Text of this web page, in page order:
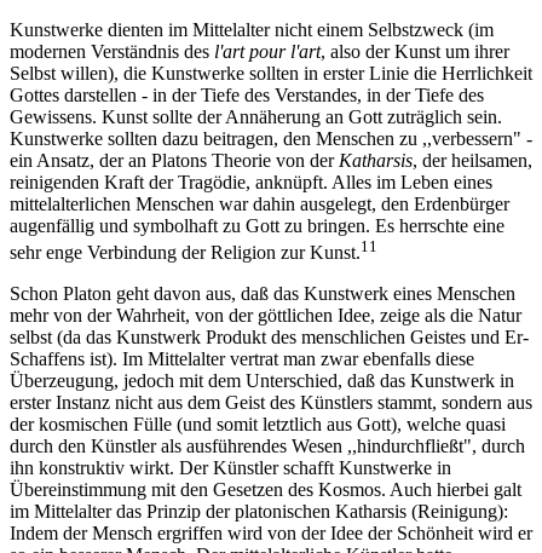
Kunstwerke dienten im Mittelalter nicht einem Selbstzweck (im
modernen Verständnis des l'art pour l'art, also der Kunst um ihrer
Selbst willen), die Kunstwerke sollten in erster Linie die Herrlichkeit
Gottes darstellen - in der Tiefe des Verstandes, in der Tiefe des
Gewissens. Kunst sollte der Annäherung an Gott zuträglich sein.
Kunstwerke sollten dazu beitragen, den Menschen zu ,,verbessern" -
ein Ansatz, der an Platons Theorie von der Katharsis, der heilsamen,
reinigenden Kraft der Tragödie, anknüpft. Alles im Leben eines
mittelalterlichen Menschen war dahin ausgelegt, den Erdenbürger
augenfällig und symbolhaft zu Gott zu bringen. Es herrschte eine
sehr enge Verbindung der Religion zur Kunst.11
Schon Platon geht davon aus, daß das Kunstwerk eines Menschen
mehr von der Wahrheit, von der göttlichen Idee, zeige als die Natur
selbst (da das Kunstwerk Produkt des menschlichen Geistes und Er-
Schaffens ist). Im Mittelalter vertrat man zwar ebenfalls diese
Überzeugung, jedoch mit dem Unterschied, daß das Kunstwerk in
erster Instanz nicht aus dem Geist des Künstlers stammt, sondern aus
der kosmischen Fülle (und somit letztlich aus Gott), welche quasi
durch den Künstler als ausführendes Wesen ,,hindurchfließt", durch
ihn konstruktiv wirkt. Der Künstler schafft Kunstwerke in
Übereinstimmung mit den Gesetzen des Kosmos. Auch hierbei galt
im Mittelalter das Prinzip der platonischen Katharsis (Reinigung):
Indem der Mensch ergriffen wird von der Idee der Schönheit wird er